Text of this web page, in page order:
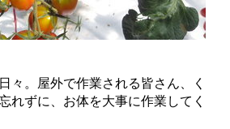
々。屋外で作業される皆さん、く
れずに、お体を大事に作業してく